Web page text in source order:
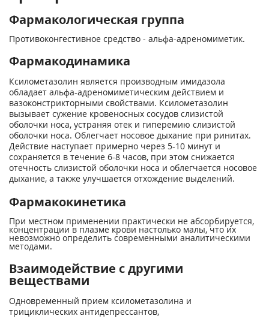
Фармакологическая группа
Противоконгестивное средство - альфа-адреномиметик.
Фармакодинамика
Ксилометазолин является производным имидазола
обладает альфа-адреномиметическим действием и
вазоконстрикторными свойствами. Ксилометазолин
вызывает сужение кровеносных сосудов слизистой
оболочки носа, устраняя отек и гиперемию слизистой
оболочки носа. Облегчает носовое дыхание при ринитах.
Действие наступает примерно через 5-10 минут и
сохраняется в течение 6-8 часов, при этом снижается
отечность слизистой оболочки носа и облегчается носовое
дыхание, а также улучшается отхождение выделений.
Фармакокинетика
При местном применении практически не абсорбируется,
концентрации в плазме крови настолько малы, что их
невозможно определить современными аналитическими
методами.
Взаимодействие с другими
веществами
Одновременный прием ксилометазолина и
трициклических антидепрессантов,